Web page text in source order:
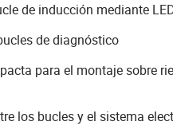
de inducción mediante
de diagnóstico
para el montaje sobre
los bucles y el sistema